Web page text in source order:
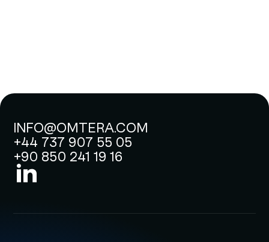
INFO@OMTERA.COM
+44 737 907 55 05
+90 850 241 19 16